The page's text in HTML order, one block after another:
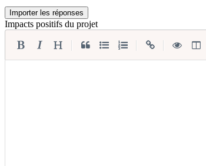
Importer les réponses
Impacts positifs du projet